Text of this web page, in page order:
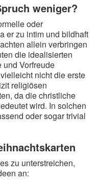
weniger?
oder
er zu intim und bildhaft
allein verbringen
die idealisierten
Vorfreude
nicht die erste
religiösen
da die christliche
wird. In solchen
oder sogar trivial
zu unterstreichen,
an: